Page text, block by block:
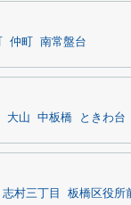
仲町 南常盤台
大山 中板橋 ときわ台
志村三丁目 板橋区役所